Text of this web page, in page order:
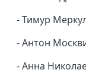
- Тимур
- Антон
- Анна